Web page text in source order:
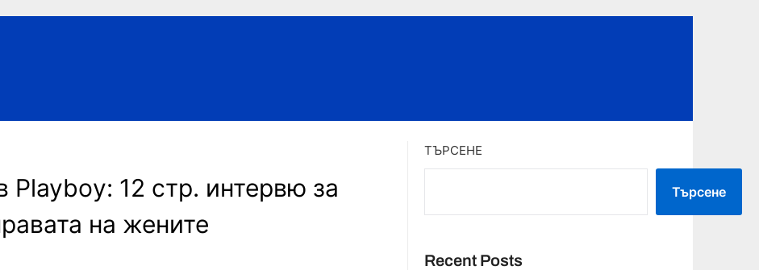
12 стр. интервю за
на жените
ТЪРСЕНЕ
Търсене
Recent Posts